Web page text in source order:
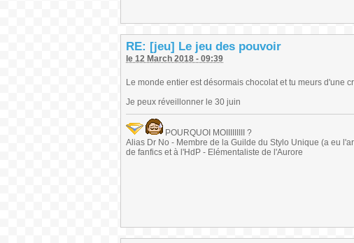
RE: [jeu] Le jeu des pouvoir
le 12 March 2018 - 09:39
Le monde entier est désormais chocolat et tu meurs d'une
Je peux réveillonner le 30 juin
POURQUOI MOIIIIIIIII ?
Alias Dr No - Membre de la Guilde du Stylo Unique (a eu
de fanfics et à l'HdP - Elémentaliste de l'Aurore